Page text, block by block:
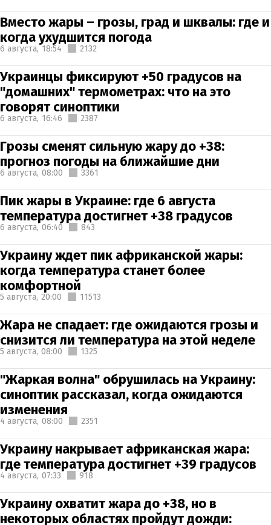
Вместо жары – грозы, град и шквалы: где и
когда ухудшится погода
6 августа, 18:54 2132
Украинцы фиксируют +50 градусов на
"домашних" термометрах: что на это
говорят синоптики
6 августа, 16:46 2387
Грозы сменят сильную жару до +38:
прогноз погоды на ближайшие дни
6 августа, 08:00 3361
Пик жары в Украине: где 6 августа
температура достигнет +38 градусов
6 августа, 06:40 843
Украину ждет пик африканской жары:
когда температура станет более
комфортной
5 августа, 20:00 11513
Жара не спадает: где ожидаются грозы и
снизится ли температура на этой неделе
5 августа, 08:00 1325
"Жаркая волна" обрушилась на Украину:
синоптик рассказал, когда ожидаются
изменения
4 августа, 08:00 2351
Украину накрывает африканская жара:
где температура достигнет +39 градусов
4 августа, 07:33 918
Украину охватит жара до +38, но в
некоторых областях пройдут дожди: